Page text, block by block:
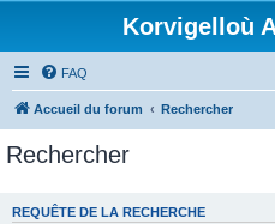
Korvigelloù
FAQ
Accueil du forum Rechercher
Rechercher
REQUÊTE DE LA RECHERCHE